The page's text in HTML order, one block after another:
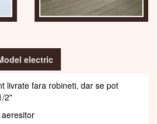
electric
livrate fara robineti, dar se pot
2"